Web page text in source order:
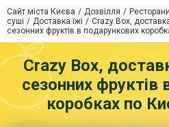
Сайт міста Києва Дозвілля
суші
Доставка їжі
Crazy Box,
сезонних фруктів в подарункових
Crazy Box,
сезонних фруктів
коробках по